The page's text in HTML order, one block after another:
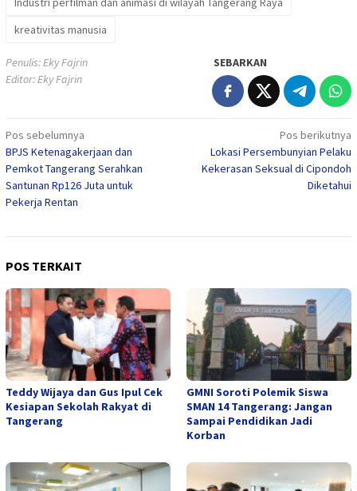
kreativitas manusia
Penulis: Eky Fajrin
Editor: Eky Fajrin
SEBARKAN
Navigasi
pos
Pos sebelumnya
BPJS Ketenagakerjaan dan
Pemkot Tangerang Serahkan
Santunan Rp126 Juta untuk
Pekerja Rentan
Pos berikutnya
Lokasi Persembunyian Pelaku
Kekerasan Seksual di Cipondoh
Diketahui
POS TERKAIT
Teddy Wijaya dan Gus Ipul Cek
Kesiapan Sekolah Rakyat di
Tangerang
GMNI Soroti Polemik Siswa
SMAN 14 Tangerang: Jangan
Sampai Pendidikan Jadi
Korban